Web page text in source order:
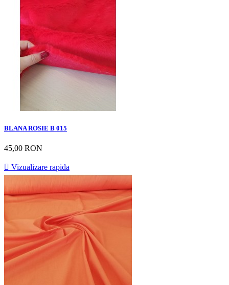
BLANA ROSIE B 015
45,00 RON
 Vizualizare rapida